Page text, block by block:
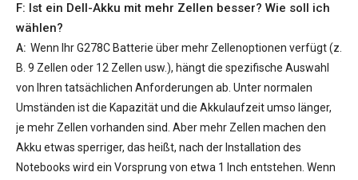
F: Ist ein Dell-Akku mit mehr Zellen besser? Wie soll ich
wählen?
A: Wenn IhrG278C Batterie über mehr Zellenoptionen verfügt (z.
B. 9 Zellen oder 12 Zellen usw.), hängt die spezifische Auswahl
von Ihren tatsächlichen Anforderungen ab. Unter normalen
Umständen ist die Kapazität und die Akkulaufzeit umso länger,
je mehr Zellen vorhanden sind. Aber mehr Zellen machen den
Akku etwas sperriger, das heißt, nach der Installation des
Notebooks wird ein Vorsprung von etwa 1 Inch entstehen. Wenn